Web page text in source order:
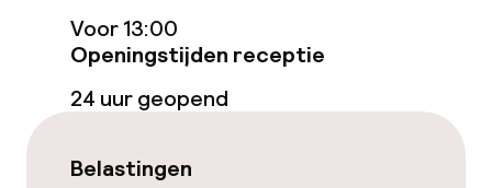
Voor 13:00
Openingstijden receptie
24 uur geopend
Belastingen